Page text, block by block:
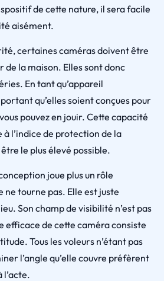
de cette nature, il sera facile
aisément.
certaines caméras doivent être
de la maison. Elles sont donc
En tant qu’appareil
qu’elles soient conçues pour
pouvez en jouir. Cette capacité
l’indice de protection de la
le plus élevé possible.
joue plus un rôle
ne tourne pas. Elle est juste
Son champ de visibilité n’est pas
efficace de cette caméra consiste
Tous les voleurs n’étant pas
l’angle qu’elle couvre préfèrent
l’acte.